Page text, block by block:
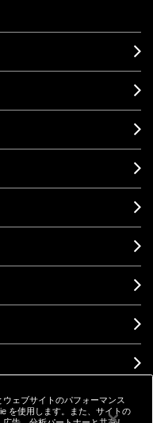
ェブサイトのパフォーマンス
を使用します。また、サイトの